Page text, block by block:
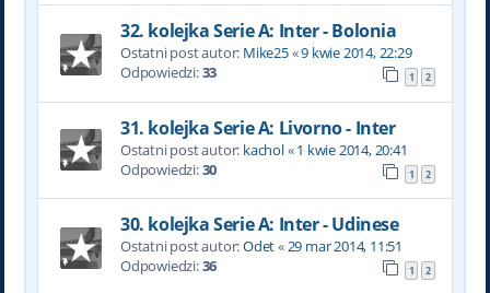
32. kolejka Serie A: Inter - Bolonia
Ostatni post autor: Mike25«9 kwie 2014, 22:29
Odpowiedzi:33 1 2
31. kolejka Serie A: Livorno - Inter
Ostatni post autor: kachol«1 kwie 2014, 20:41
Odpowiedzi:30 1 2
30. kolejka Serie A: Inter - Udinese
Ostatni post autor:Odet«29 mar 2014, 11:51
Odpowiedzi:36 1 2